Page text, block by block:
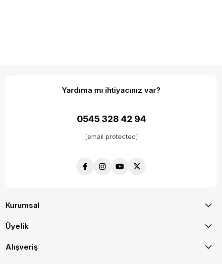
Yardıma mı ihtiyacınız var?
0545 328 42 94
[email protected]
Kurumsal
Üyelik
Alışveriş